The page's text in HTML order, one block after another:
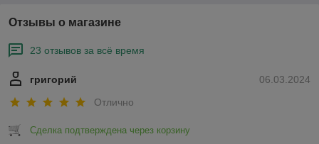
Отзывы о магазине
23 отзывов за всё время
06.03.2024
григорий
Отлично
Сделка подтверждена через корзину